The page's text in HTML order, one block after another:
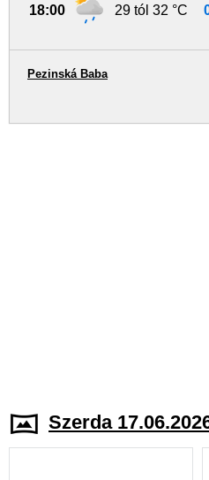
18:00 29 tól 32 °C
Pezinská Baba
Szerda